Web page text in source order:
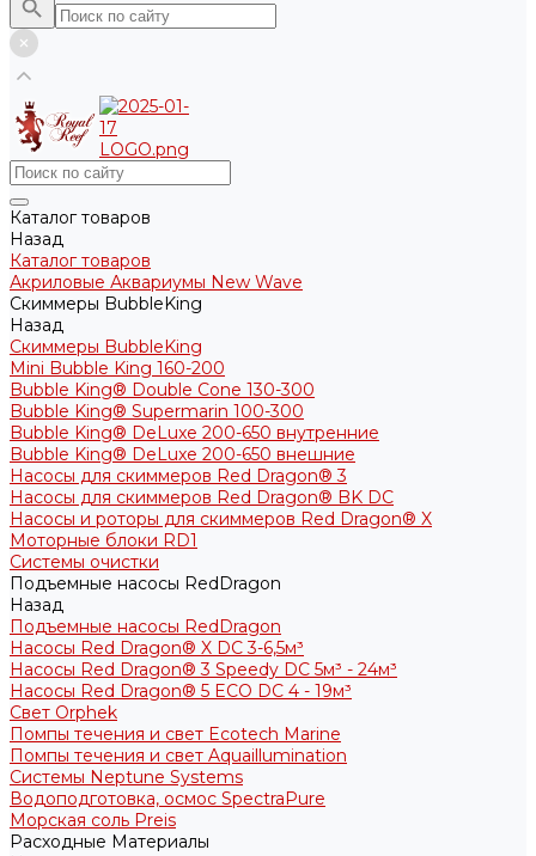
Каталог товаров
Назад
Каталог товаров
Акриловые Аквариумы New Wave
Скиммеры BubbleKing
Назад
Скиммеры BubbleKing
Mini Bubble King 160-200
Bubble King® Double Cone 130-300
Bubble King® Supermarin 100-300
Bubble King® DeLuxe 200-650 внутренние
Bubble King® DeLuxe 200-650 внешние
Насосы для скиммеров Red Dragon® 3
Насосы для скиммеров Red Dragon® BK DC
Насосы и роторы для скиммеров Red Dragon® X
Моторные блоки RD1
Системы очистки
Подъемные насосы RedDragon
Назад
Подъемные насосы RedDragon
Насосы Red Dragon® X DC 3-6,5м³
Насосы Red Dragon® 3 Speedy DC 5м³ - 24м³
Насосы Red Dragon® 5 ECO DC 4 - 19м³
Свет Orphek
Помпы течения и свет Ecotech Marine
Помпы течения и свет Aquaillumination
Системы Neptune Systems
Водоподготовка, осмос SpectraPure
Морская соль Preis
Расходные Материалы